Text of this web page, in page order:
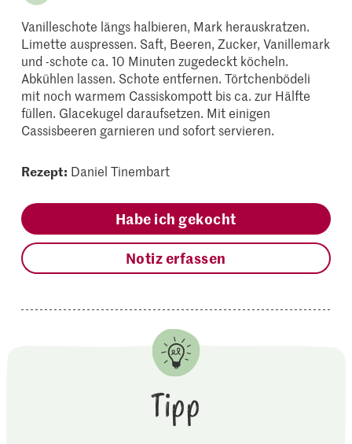
Vanilleschote längs halbieren, Mark herauskratzen.
Limette auspressen. Saft, Beeren, Zucker, Vanillemark
und -schote ca. 10 Minuten zugedeckt köcheln.
Abkühlen lassen. Schote entfernen. Törtchenbödeli
mit noch warmem Cassiskompott bis ca. zur Hälfte
füllen. Glacekugel daraufsetzen. Mit einigen
Cassisbeeren garnieren und sofort servieren.
Rezept: Daniel Tinembart
Habe ich gekocht
Notiz erfassen
Tipp